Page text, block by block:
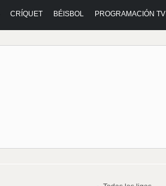
CRÍQUET BÉISBOL PROGRAMACIÓN TV